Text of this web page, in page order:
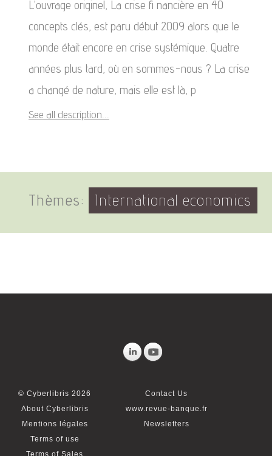
L’ouvrage originel, La crise fi nancière en 40
concepts clés, est paru début 2009 alors que le
monde était encore en crise systémique. Quatre
années plus tard, où en sommes-nous ? La crise
a changé de nature, mais elle est là, p
See all description...
Thèmes: International economics
© Cyberlibris 2026
About Cyberlibris
Mentions légales
Terms of use
Contact Us
www.revue-banque.fr
Newsletters